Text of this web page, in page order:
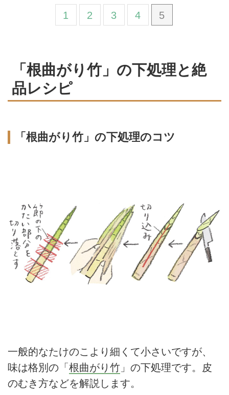
1 2 3 4 5
「根曲がり竹」の下処理と絶
品レシピ
「根曲がり竹」の下処理のコツ
一般的なたけのこより細くて小さいですが、
味は格別の「根曲がり竹 」の下処理です。皮
のむき方などを解説します。